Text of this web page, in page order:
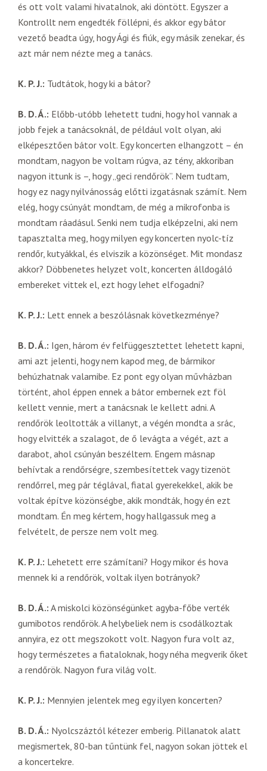
és ott volt valami hivatalnok, aki döntött. Egyszer a
Kontrollt nem engedték föllépni, és akkor egy bátor
vezető beadta úgy, hogy Ági és fiúk, egy másik zenekar, és
azt már nem nézte meg a tanács.
K. P. J.: Tudtátok, hogy ki a bátor?
B. D. Á.: Előbb-utóbb lehetett tudni, hogy hol vannak a
jobb fejek a tanácsoknál, de például volt olyan, aki
elképesztően bátor volt. Egy koncerten elhangzott – én
mondtam, nagyon be voltam rúgva, az tény, akkoriban
nagyon ittunk is –, hogy „geci rendőrök”. Nem tudtam,
hogy ez nagy nyilvánosság előtti izgatásnak számít. Nem
elég, hogy csúnyát mondtam, de még a mikrofonba is
mondtam ráadásul. Senki nem tudja elképzelni, aki nem
tapasztalta meg, hogy milyen egy koncerten nyolc-tíz
rendőr, kutyákkal, és elviszik a közönséget. Mit mondasz
akkor? Döbbenetes helyzet volt, koncerten álldogáló
embereket vittek el, ezt hogy lehet elfogadni?
K. P. J.: Lett ennek a beszólásnak következménye?
B. D. Á.: Igen, három év felfüggesztettet lehetett kapni,
ami azt jelenti, hogy nem kapod meg, de bármikor
behúzhatnak valamibe. Ez pont egy olyan művházban
történt, ahol éppen ennek a bátor embernek ezt föl
kellett vennie, mert a tanácsnak le kellett adni. A
rendőrök leoltották a villanyt, a végén mondta a srác,
hogy elvitték a szalagot, de ő levágta a végét, azt a
darabot, ahol csúnyán beszéltem. Engem másnap
behívtak a rendőrségre, szembesítettek vagy tizenöt
rendőrrel, meg pár téglával, fiatal gyerekekkel, akik be
voltak építve közönségbe, akik mondták, hogy én ezt
mondtam. Én meg kértem, hogy hallgassuk meg a
felvételt, de persze nem volt meg.
K. P. J.: Lehetett erre számítani? Hogy mikor és hova
mennek ki a rendőrök, voltak ilyen botrányok?
B. D. Á.: A miskolci közönségünket agyba-főbe verték
gumibotos rendőrök. A helybeliek nem is csodálkoztak
annyira, ez ott megszokott volt. Nagyon fura volt az,
hogy természetes a fiataloknak, hogy néha megverik őket
a rendőrök. Nagyon fura világ volt.
K. P. J.: Mennyien jelentek meg egy ilyen koncerten?
B. D. Á.: Nyolcszáztól kétezer emberig. Pillanatok alatt
megismertek, 80-ban tűntünk fel, nagyon sokan jöttek el
a koncertekre.